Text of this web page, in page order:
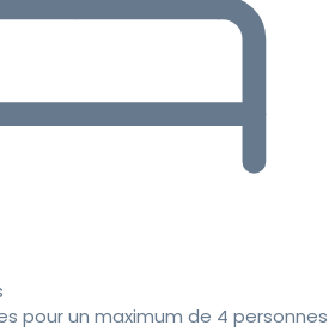
pour un maximum de 4 personnes